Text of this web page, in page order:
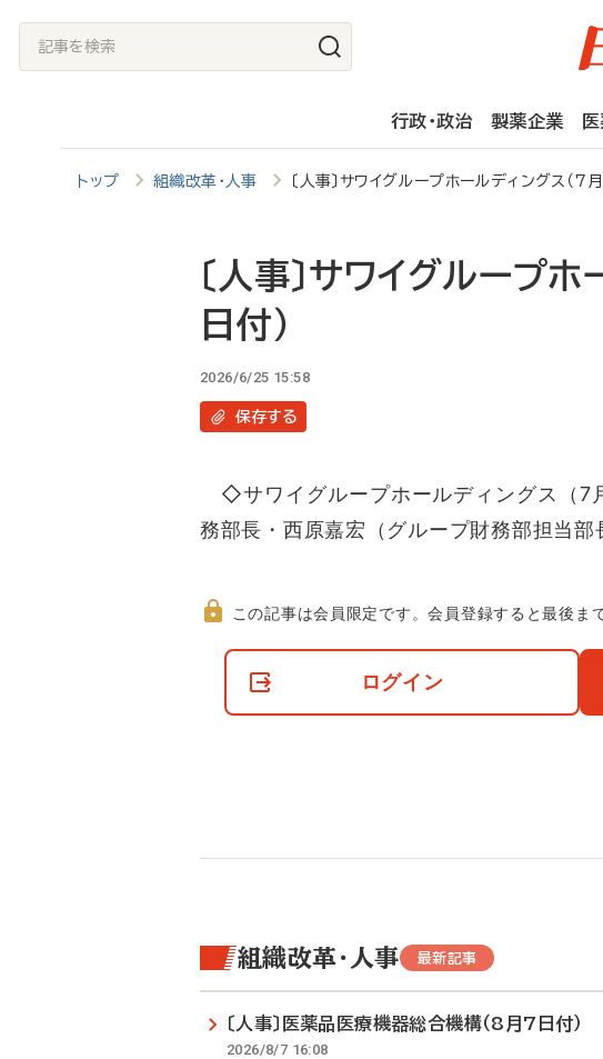
記
事
行政・政治 製薬企業
トップ 組織改革・人事 〔人事〕サワイグループホールディングス（7
〔人事〕サワイグループ
日付）
2026/6/25 15:58
保存する
◇サワイグループホールディングス（7
務部長・西原嘉宏（グループ財務部担当部
て
この記事は会員限定です。会員登録すると最後ま
ログイン
組織改革・人事 最新記事
〔人事〕医薬品医療機器総合機構（8月7日付）
2026/8/7 16:08